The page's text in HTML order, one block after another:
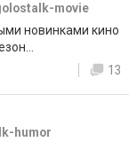
movie
новинками кино
13
humor